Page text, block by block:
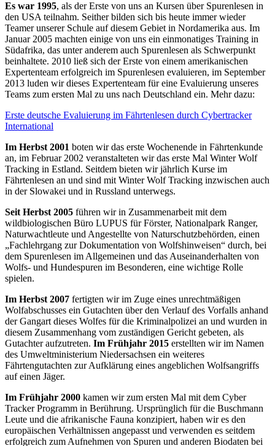
Es war 1995, als der Erste von uns an Kursen über Spurenlesen in
den USA teilnahm. Seither bilden sich bis heute immer wieder
Teamer unserer Schule auf diesem Gebiet in Nordamerika aus. Im
Januar 2005 machten einige von uns ein einmonatiges Training in
Südafrika, das unter anderem auch Spurenlesen als Schwerpunkt
beinhaltete. 2010 ließ sich der Erste von einem amerikanischen
Expertenteam erfolgreich im Spurenlesen evaluieren, im September
2013 luden wir dieses Expertenteam für eine Evaluierung unseres
Teams zum ersten Mal zu uns nach Deutschland ein. Mehr dazu:
Erste deutsche Evaluierung im Fährtenlesen durch Cybertracker
International
Im Herbst 2001 boten wir das erste Wochenende in Fährtenkunde
an, im Februar 2002 veranstalteten wir das erste Mal Winter Wolf
Tracking in Estland. Seitdem bieten wir jährlich Kurse im
Fährtenlesen an und sind mit Winter Wolf Tracking inzwischen auch
in der Slowakei und in Russland unterwegs.
Seit Herbst 2005 führen wir in Zusammenarbeit mit dem
wildbiologischen Büro LUPUS für Förster, Nationalpark Ranger,
Naturwachtleute und Angestellte von Naturschutzbehörden, einen
„Fachlehrgang zur Dokumentation von Wolfshinweisen“ durch, bei
dem Spurenlesen im Allgemeinen und das Auseinanderhalten von
Wolfs- und Hundespuren im Besonderen, eine wichtige Rolle
spielen.
Im Herbst 2007 fertigten wir im Zuge eines unrechtmäßigen
Wolfabschusses ein Gutachten über den Verlauf des Vorfalls anhand
der Gangart dieses Wolfes für die Kriminalpolizei an und wurden in
diesem Zusammenhang vom zuständigen Gericht gebeten, als
Gutachter aufzutreten. Im Frühjahr 2015 erstellten wir im Namen
des Umweltministerium Niedersachsen ein weiteres
Fährtengutachten zur Aufklärung eines angeblichen Wolfsangriffs
auf einen Jäger.
Im Frühjahr 2000 kamen wir zum ersten Mal mit dem Cyber
Tracker Programm in Berührung. Ursprünglich für die Buschmann
Leute und die afrikanische Fauna konzipiert, haben wir es den
europäischen Verhältnissen angepasst und verwenden es seitdem
erfolgreich zum Aufnehmen von Spuren und anderen Biodaten bei